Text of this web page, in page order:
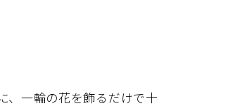
、一輪の花を飾るだけで十